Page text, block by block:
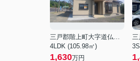
三戸郡階上町大字道仏字下桑木
4LDK (105.98㎡)
1,630万円